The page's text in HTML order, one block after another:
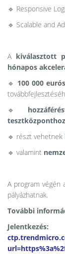
🔹 Responsive
🔹 Scalable and
A kiválasztott
hónapos
🔹 100 000
🔹
tesztközponthoz
🔹 részt vehetnek
🔹 valamint
A program végén
pályázhatnak.
További